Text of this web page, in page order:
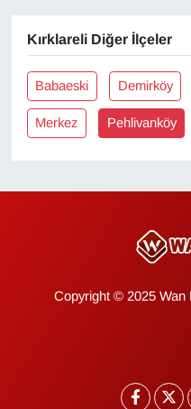
Kırklareli Diğer İlçeler
Babaeski Demirköy
Merkez Pehlivanköy
Copyright © 2025 Wan
İngilizce
Kadın
Kim Kimdir?
Kültür & Sanat